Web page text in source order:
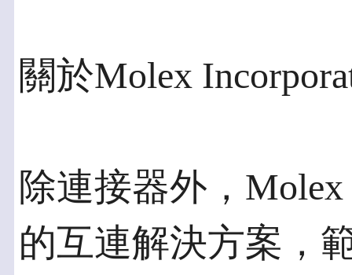
關於Molex
除連接器外，
的互連解決方案，